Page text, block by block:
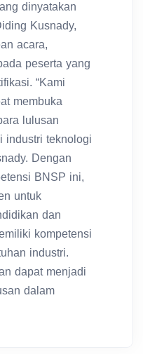
dinyatakan
Kusnady,
acara,
peserta yang
“Kami
membuka
lulusan
industri teknologi
Dengan
BNSP ini,
untuk
dan
kompetensi
industri.
dapat menjadi
dalam